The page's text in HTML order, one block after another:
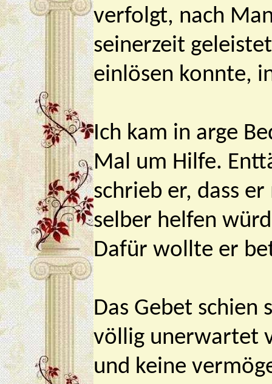
verfolgt, nach
seinerzeit
einlösen konnte,
Ich kam in arge
Mal um Hilfe.
schrieb er, dass
selber helfen
Dafür wollte er
Das Gebet schien
völlig unerwartet
und keine